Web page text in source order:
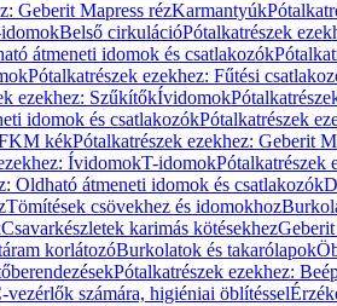
Geberit Mapress rézKarmantyúk
Belső cirkulációPótalkatrészek
átmeneti idomok és csatlakozók
Pótalkatrészek ezekhez: Fűtési
ezekhez: SzűkítőkÍvidomok
idomok és csatlakozókPótalkatrészek
kékPótalkatrészek ezekhez: Geberit
ÍvidomokT-idomokPótalkatrészek
Oldható átmeneti idomok és csatlakozók
Tömítések csövekhez és idomokhoz
Csavarkészletek karimás kötésekhez
korlátozóBurkolatok és takarólapok
Pótalkatrészek ezekhez:
számára, higiéniai öblítéssel